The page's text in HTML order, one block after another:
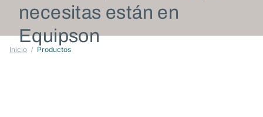
necesitas están en
Equipson
Inicio Productos